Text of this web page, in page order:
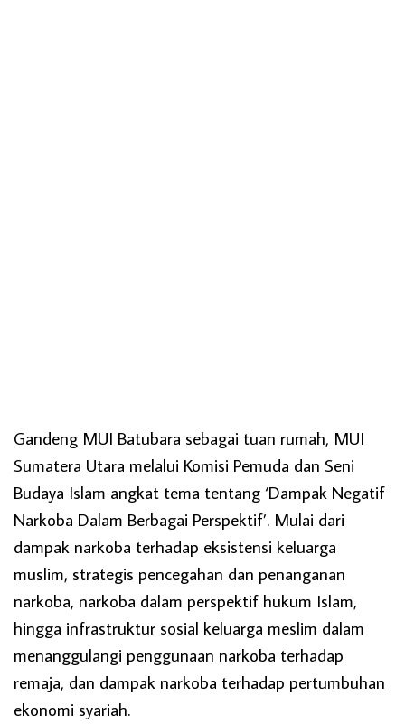
Gandeng MUI Batubara sebagai tuan rumah, MUI
Sumatera Utara melalui Komisi Pemuda dan Seni
Budaya Islam angkat tema tentang ‘Dampak Negatif
Narkoba Dalam Berbagai Perspektif’. Mulai dari
dampak narkoba terhadap eksistensi keluarga
muslim, strategis pencegahan dan penanganan
narkoba, narkoba dalam perspektif hukum Islam,
hingga infrastruktur sosial keluarga meslim dalam
menanggulangi penggunaan narkoba terhadap
remaja, dan dampak narkoba terhadap pertumbuhan
ekonomi syariah.